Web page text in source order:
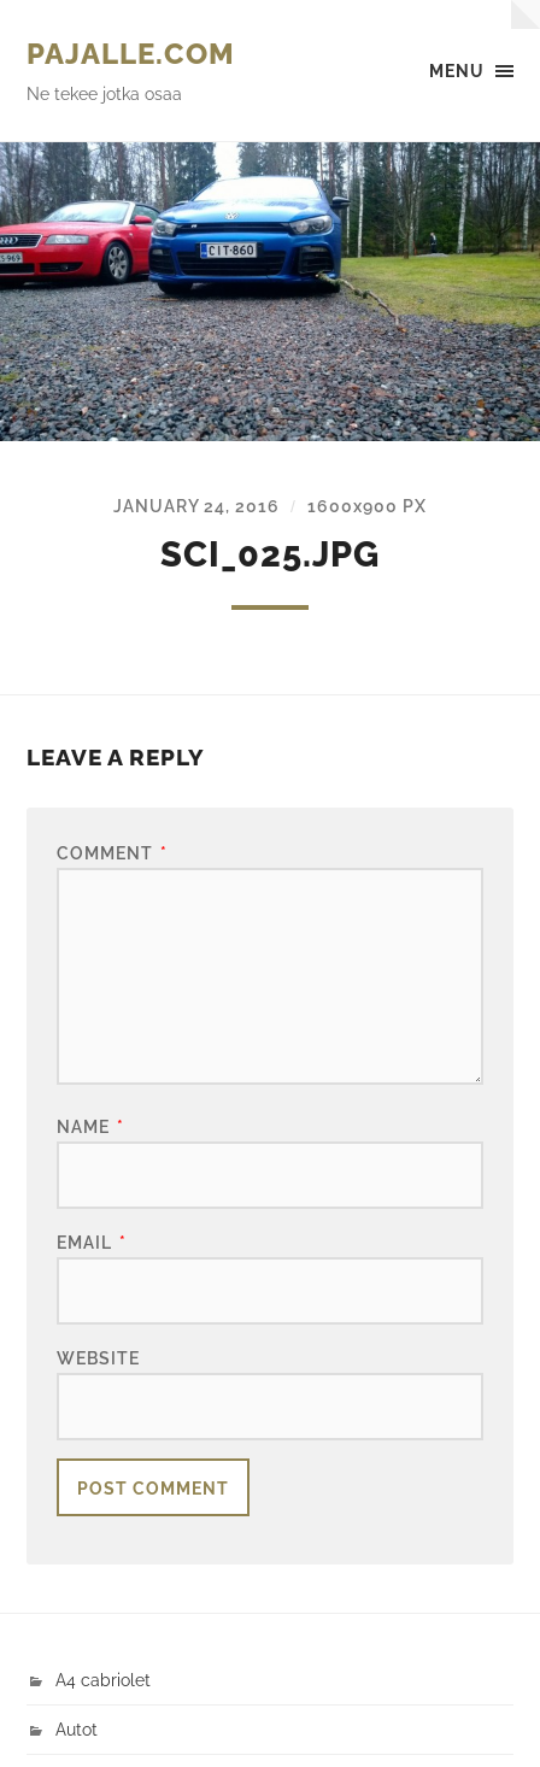
MENU
PAJALLE.COM
Ne tekee jotka osaa
JANUARY 24, 2016 / 1600x900 PX
SCI_025.JPG
LEAVE A REPLY
COMMENT *
NAME *
EMAIL *
WEBSITE
A4 cabriolet
Autot